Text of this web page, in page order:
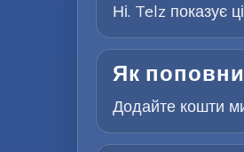
Ні. Telz показує
Як
Додайте кошти